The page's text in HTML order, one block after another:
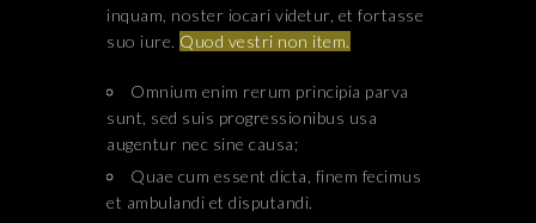
inquam, noster iocari videtur, et fortasse
suo iure. Quod vestri non item.
Omnium enim rerum principia parva
sunt, sed suis progressionibus usa
augentur nec sine causa;
Quae cum essent dicta, finem fecimus
et ambulandi et disputandi.